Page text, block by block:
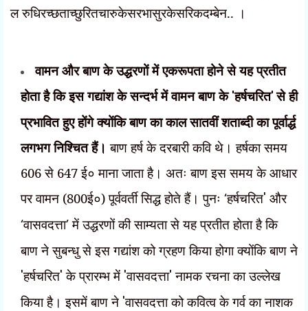
ल रुधिरच्छताच्छुरितचारुकेसरभासुरकेसरिकदम्बेन.. ।
वामन और बाण के उद्धरणों में एकरूपता होने से यह प्रतीत
होता है कि इस गद्यांश के सन्दर्भ में वामन बाण के'हर्षचरित'से ही
प्रभावित हुए होंगे क्योंकि बाण का काल सातवीं शताब्दी का पूर्वार्द्ध
लगभग निश्चित हैं।बाण हर्ष के दरबारी कवि थे। हर्षका समय
606 से 647 ई० माना जाता है। अतः बाण इस समय के आधार
पर वामन (800ई०) पूर्ववर्ती सिद्ध होते हैं। पुनः ‘हर्षचरित' और
‘वासवदत्ता’में उद्धरणों की साम्यता से यह प्रतीत होता है कि
बाण ने सुबन्धु से इस गद्यांश कोग्रहण किया होगा क्योंकि बाण ने
'हर्षचरित'के प्रारम्भ में 'वासवदत्ता'नामक रचना का उल्लेख
किया है। इसमें बाण ने 'वासवदत्ता को कवित्व के गर्व का नाशक